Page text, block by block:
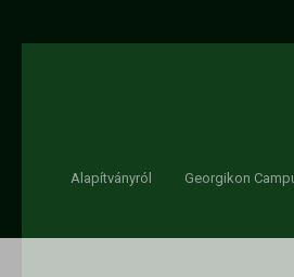
Alapítványról Georgikon